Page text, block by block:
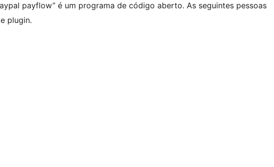
payflow” é um programa de código aberto. As seguintes pessoas
plugin.